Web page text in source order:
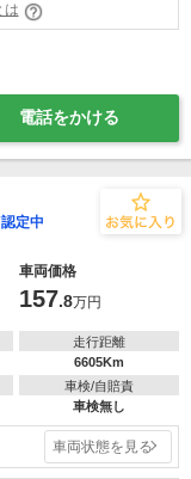
は
電話をかける
定中
車両価格
157.8万円
走行距離
6605Km
車検/自賠責
車検無し
車両状態を見る